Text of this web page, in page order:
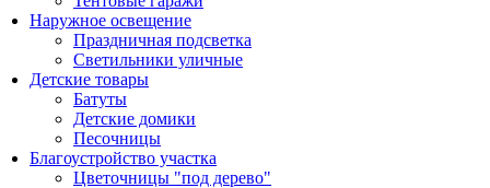
Наружное освещение
Праздничная подсветка
Светильники уличные
Детские товары
Батуты
Детские домики
Песочницы
Благоустройство участка
Цветочницы "под дерево"